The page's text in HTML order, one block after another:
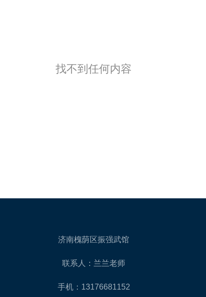
找不到任何内容
济南槐荫区振强武馆
联系人：兰兰老师
手机：13176681152